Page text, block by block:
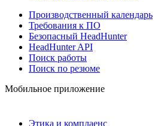
Производственный календарь
Требования к ПО
Безопасный HeadHunter
HeadHunter API
Поиск работы
Поиск по резюме
Мобильное приложение
Этика и комплаенс